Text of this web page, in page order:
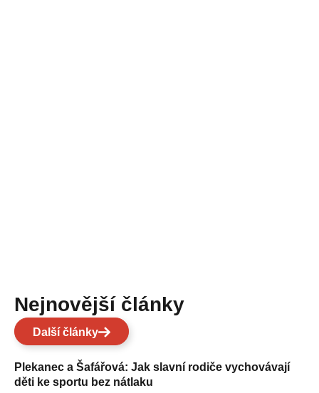
Nejnovější články
Další články
Plekanec a Šafářová: Jak slavní rodiče vychovávají
děti ke sportu bez nátlaku